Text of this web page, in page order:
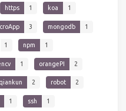
https 1 koa 1
3 mongodb 1
1 npm 1
1 orangePI 2
qiankun 2 robot 2
1 ssh 1